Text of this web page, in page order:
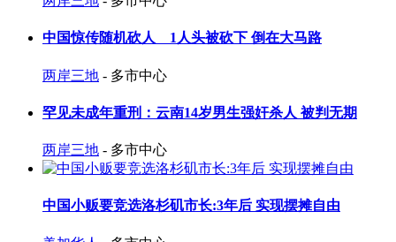
中国惊传随机砍人 1人头被砍下 倒在大马路
两岸三地 - 多市中心
罕见未成年重刑：云南14岁男生强奸杀人 被判无期
两岸三地 - 多市中心
中国小贩要竞选洛杉矶市长:3年后 实现摆摊自由